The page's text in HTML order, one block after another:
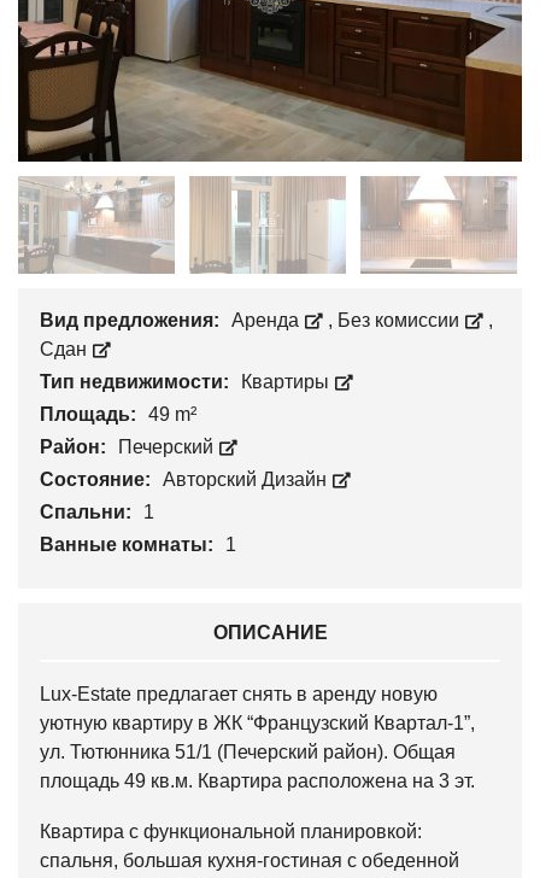
Вид предложения: Аренда , Без комиссии
,
Сдан
Тип недвижимости:
Квартиры
Площадь:
49 m²
Район:
Печерский
Состояние:
Авторский Дизайн
Спальни:
1
Ванные комнаты:
1
ОПИСАНИЕ
Lux-Estate предлагает снять в аренду новую
уютную квартиру в ЖК “Французский Квартал-1”,
ул. Тютюнника 51/1 (Печерский район). Общая
площадь 49 кв.м. Квартира расположена на 3 эт.
Квартира с функциональной планировкой:
спальня, большая кухня-гостиная с обеденной